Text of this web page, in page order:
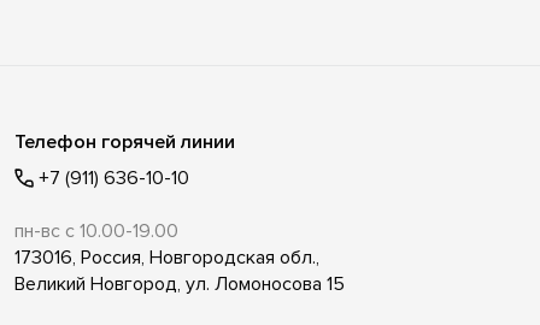
Телефон горячей линии
+7 (911) 636-10-10
пн-вс с 10.00-19.00
173016, Россия, Новгородская обл.,
Великий Новгород, ул. Ломоносова 15